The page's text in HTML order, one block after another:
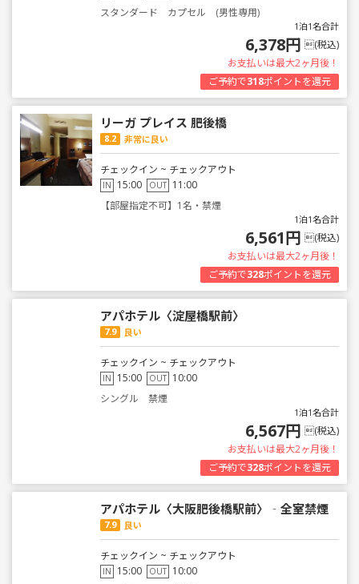
スタンダード カプセル (男性専用)
1泊1名合計
6,378円 (税込)
お支払いは最大2ヶ月後！
ご予約で318ポイントを還元
リーガ プレイス 肥後橋
8.2 非常に良い
チェックイン ~ チェックアウト
IN 15:00 OUT 11:00
【部屋指定不可】1名・禁煙
1泊1名合計
6,561円 (税込)
お支払いは最大2ヶ月後！
ご予約で328ポイントを還元
アパホテル〈淀屋橋駅前〉
7.9 良い
チェックイン ~ チェックアウト
IN 15:00 OUT 10:00
シングル 禁煙
1泊1名合計
6,567円 (税込)
お支払いは最大2ヶ月後！
ご予約で328ポイントを還元
アパホテル〈大阪肥後橋駅前〉‐全室禁煙
7.9 良い
チェックイン ~ チェックアウト
IN 15:00 OUT 10:00